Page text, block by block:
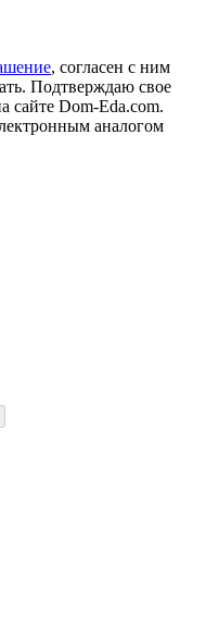
, согласен с ним
Подтверждаю свое
сайте Dom-Eda.com.
аналогом